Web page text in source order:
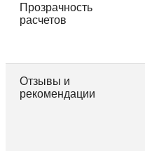
Прозрачность
расчетов
Отзывы и
рекомендации